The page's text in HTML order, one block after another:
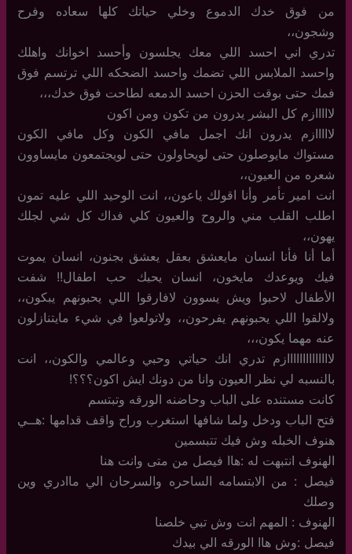
من فوق خدك الدموع وخلي حياتك كلها سعاده وفرح
وشجون،،
تدري اني احسد اللي معك يجلسون وأحسد اخوانك واهلك
واحسد الملابس اللي تضمك واحسد الضحكه اللي ترتسم فوق
فمك حتى بوقت الحزن احسد الدمعه لطاحت فوق خدك،،،
لااااازم كل البشر يدرون من تكون ومن اكون
لااااازم يدرون انك اجمل مافي الكون وكل مافي الكون
مستواك مايوصلون حتى لويحاولون حتى لويجتمعون مايساوون
شعره من العيون،،
انت امير تأمر وأنا اقولك ياعون،، انت الوحيد اللي عليه تمون
اطلب القلب مني والروح والعيون كلي فداك كل شي لجلك
يهون،،
أما أنا فأنا انسان مايعشق بعقل يعشق بجنون، انسان يموت
فيك ويوعدك مايخون، انسان يحبك حب اطفال!! شفت
الأطفال لاحبوا ويش يسوون لافارقوا اللي يحبونهم يبكون،،
ولالقوا اللي يحبونهم يفرحون،، ولاتولعوا في شيء مايتنازلون
عنه مهما يكون،،،
لاااااااااااااازم تدري انك حياتي وحبي وعالمي والكون،، انت
بالنسبه لي نظر العيون وانا من دونك ايش اكون؟؟؟!
كانت مستنده على الباب وحاضنه الورقه وتبتسم
فتح الباب ودخل ولما شافها استغرب وراح واقف قدامها :هــي
هنوف الخبله وش فيك تتبسمين
الهنوف انتبهت له :هاا فيصل من متى وانت هنا
فيصل : من الابتسامه الساحره والسرحان الي ماادري وين
وصلك
الهنوف : المهم انت وش تبي خلصنا
فيصل :وش هاا الورقه الي بيدك